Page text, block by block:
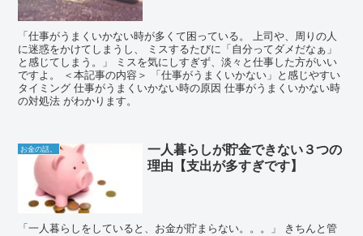
「仕事がうまくいかない時が多くて困っている。 上司や、周りの人
に迷惑をかけてしまうし、 ミスするたびに「自分ってダメだなぁ」
と感じてしまう。」 ミスを気にしすぎず、淡々と仕事した方がいい
ですよ。 ＜本記事の内容＞ 「仕事がうまくいかない」と感じやすい
タイミング 仕事がうまくいかない時の原因 仕事がうまくいかない時
の対処法 がわかります。
お金の話。
一人暮らしが貯金できない３つの
理由【支出が多すぎです】
「一人暮らしをしていると、お金が貯まらない。。。」 きちんと管